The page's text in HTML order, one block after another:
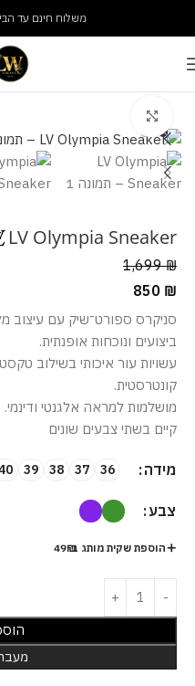
משלוח חינם עד הבית בין 3-13
LV Olympia Sneaker
1,699₪
850 ₪
סניקרס ספורט־שיק עם עיצוב
ביצועים ונוכחות אופנתית.
עשויות עור איכותי בשילוב
קונטרסטית.
מושלמות למראה אלגנטי ודינמי.
קיים בשתי צבעים שונים
מידה 36
37
38
39
צבע
הוספת שקית מותג ב-49₪